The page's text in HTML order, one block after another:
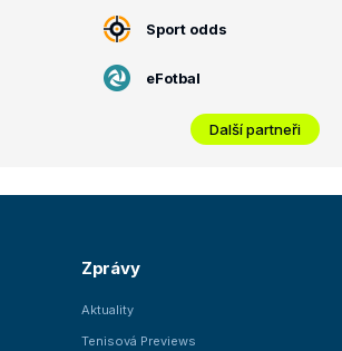
Sport odds
eFotbal
Další partneři
Zprávy
Aktuality
Tenisová Previews